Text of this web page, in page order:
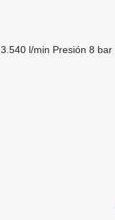
3.540 l/min Presión 8 bar